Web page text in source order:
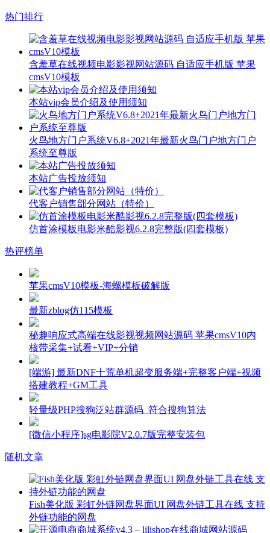
热门排行
含羞草在线视频电影影视网站源码 自适应手机版 苹果
cmsV10模板
本站vip会员介绍及使用须知
火鸟地方门户系统V6.8+2021年最新火鸟门户地方门户
系统至尊版
本站广告投放须知
代客户销售部分网站（特价）
仿首涂模板电影米酷影视6.2.8完整版(四套模板)
热评榜单
苹果cmsV10模板-海螺模板破解版
最新zblog仿115模板
秘趣响应式高端在线影视视频网站源码 苹果cmsV10内
核带采集+试看+VIP+分销
[端游] 最新DNF十荒单机超变服务端+完整客户端+视频
搭建教程+GM工具
轻量级PHP搜狗泛站群源码_符合搜狗算法
[微信小程序]sg电影院V2.0.7版完整安装包
随机文章
Fish美化版 彩虹外链网盘界面UI 网盘外链工具在线 支持
外链功能的网盘